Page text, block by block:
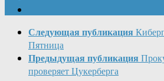
Следующая публикация
Пятница
Предыдущая публикация
проверяет Цукерберга